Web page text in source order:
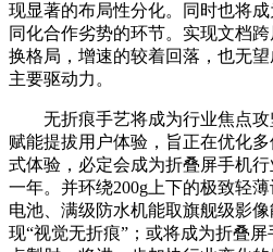
现显著的布局性分化。同时也将
同化合作劣势的环节。实现文档
换格局，增速的较着回落，也无
主要驱动力。
无折痕手艺将成为行业焦点攻
赋能提拔用户体验，旨正在优化
式体验，必定会成为折叠屏手机
一年。并环绕200g上下的极致轻
电池、满级防水机能取旗舰级影
现“视觉无折痕”；或将成为折叠